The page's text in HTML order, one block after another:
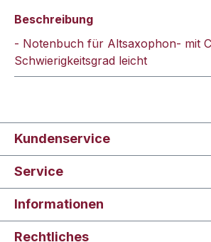
Beschreibung
- Notenbuch für Altsaxophon- mit
Schwierigkeitsgrad leicht
Kundenservice
Service
Informationen
Rechtliches